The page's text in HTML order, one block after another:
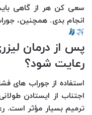
سعی کن هر از گاهی
انجام بدی. همچنین،
پس از درمان
رعایت شود؟
استفاده از جوراب‌ های
اجتناب از ایستادن
ترمیم بسیار مؤثر است.